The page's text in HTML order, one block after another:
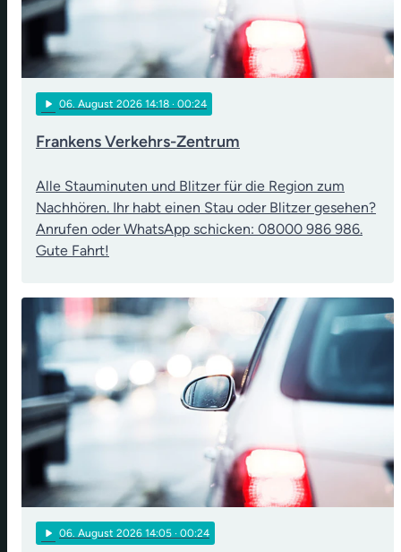
play_arrow 06. August 2026 14:18 · 00:24
Frankens Verkehrs-Zentrum
Alle Stauminuten und Blitzer für die Region zum
Nachhören. Ihr habt einen Stau oder Blitzer gesehen?
Anrufen oder WhatsApp schicken: 08000 986 986.
Gute Fahrt!
play_arrow 06. August 2026 14:05 · 00:24